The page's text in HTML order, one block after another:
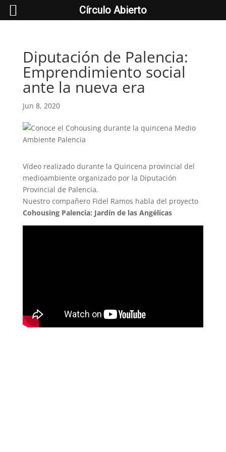
Diputación de Palencia:
Emprendimiento social
ante la nueva era
Jun 8, 2020
Vídeo realizado durante la Quincena provincial del
medioambiente organizado por la Diputación
Provincial de Palencia.
Nuestro compañero Fidel Ramos habla del proyecto
Cohousing Palencia: Jardín de las Angélicas
Círculo Abierto